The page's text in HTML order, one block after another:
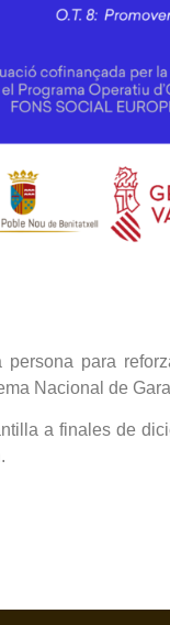
para
Nacional de
a finales de